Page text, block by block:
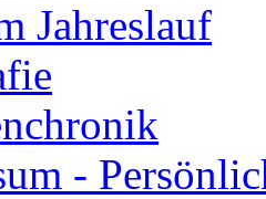
Jahreslauf
-